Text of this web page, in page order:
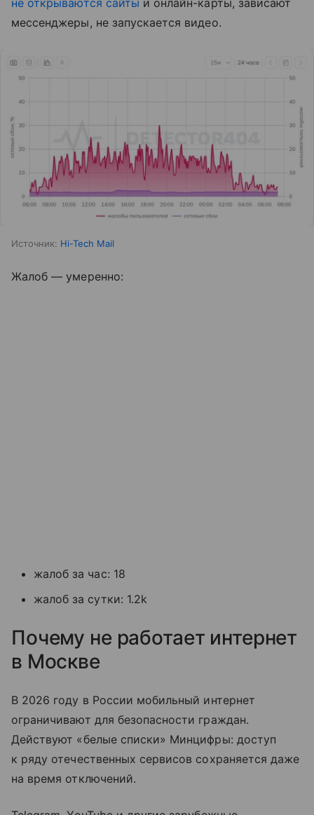
мессенджеры, не запускается видео.
Источник: Hi-Tech Mail
Жалоб — умеренно:
жалоб за час: 18
жалоб за сутки: 1.2k
Почему не работает интернет
в Москве
В 2026 году в России мобильный интернет
ограничивают для безопасности граждан.
Действуют «белые списки» Минцифры: доступ
к ряду отечественных сервисов сохраняется даже
на время отключений.